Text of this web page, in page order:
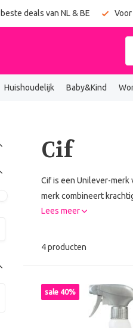
deals van NL & BE
Huishoudelijk Baby&Kind
Cif
Cif is een Unilever-
merk combineert
Lees meer
4 producten
sale 40%